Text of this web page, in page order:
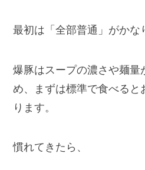
最初は「全部普通」がかな
爆豚はスープの濃さや麺量
め、まずは標準で食べると
ります。
慣れてきたら、